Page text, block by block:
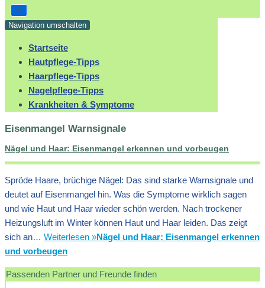
Navigation umschalten
Startseite
Hautpflege-Tipps
Haarpflege-Tipps
Nagelpflege-Tipps
Krankheiten & Symptome
Eisenmangel Warnsignale
Nägel und Haar: Eisenmangel erkennen und vorbeugen
Spröde Haare, brüchige Nägel: Das sind starke Warnsignale und
deutet auf Eisenmangel hin. Was die Symptome wirklich sagen
und wie Haut und Haar wieder schön werden. Nach trockener
Heizungsluft im Winter können Haut und Haar leiden. Das zeigt
sich an… Weiterlesen »Nägel und Haar: Eisenmangel erkennen
und vorbeugen
Passenden Partner und Freunde finden